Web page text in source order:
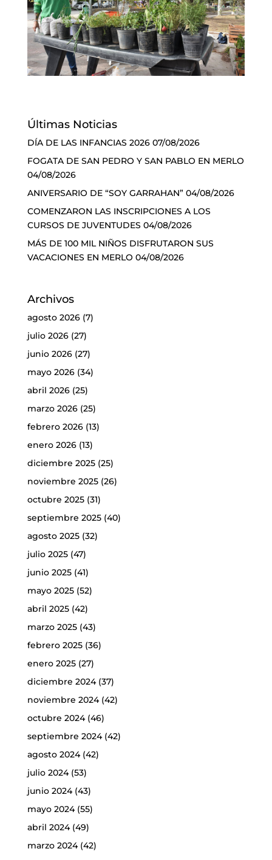
Últimas Noticias
DÍA DE LAS INFANCIAS 2026 07/08/2026
FOGATA DE SAN PEDRO Y SAN PABLO EN MERLO
04/08/2026
ANIVERSARIO DE “SOY GARRAHAN” 04/08/2026
COMENZARON LAS INSCRIPCIONES A LOS
CURSOS DE JUVENTUDES 04/08/2026
MÁS DE 100 MIL NIÑOS DISFRUTARON SUS
VACACIONES EN MERLO 04/08/2026
Archivos
agosto 2026(7)
julio 2026(27)
junio 2026(27)
mayo 2026(34)
abril 2026(25)
marzo 2026(25)
febrero 2026(13)
enero 2026(13)
diciembre 2025(25)
noviembre 2025(26)
octubre 2025(31)
septiembre 2025(40)
agosto 2025(32)
julio 2025(47)
junio 2025(41)
mayo 2025(52)
abril 2025(42)
marzo 2025(43)
febrero 2025(36)
enero 2025(27)
diciembre 2024(37)
noviembre 2024(42)
octubre 2024(46)
septiembre 2024(42)
agosto 2024(42)
julio 2024(53)
junio 2024(43)
mayo 2024(55)
abril 2024(49)
marzo 2024(42)